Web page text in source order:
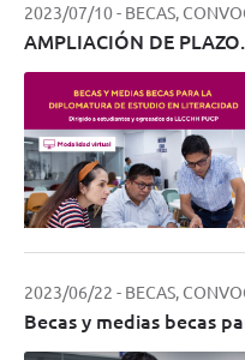
2023/07/10- BECAS,
AMPLIACIÓN DE
2023/06/22 - BECAS,
Becas y medias becas